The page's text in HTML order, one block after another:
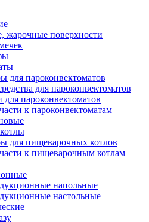
жарочные поверхности
для пароконвектоматов
для пароконвектоматов
для пароконвектоматов
к пароконвектоматам
для пищеварочных котлов
к пищеварочным котлам
напольные
настольные